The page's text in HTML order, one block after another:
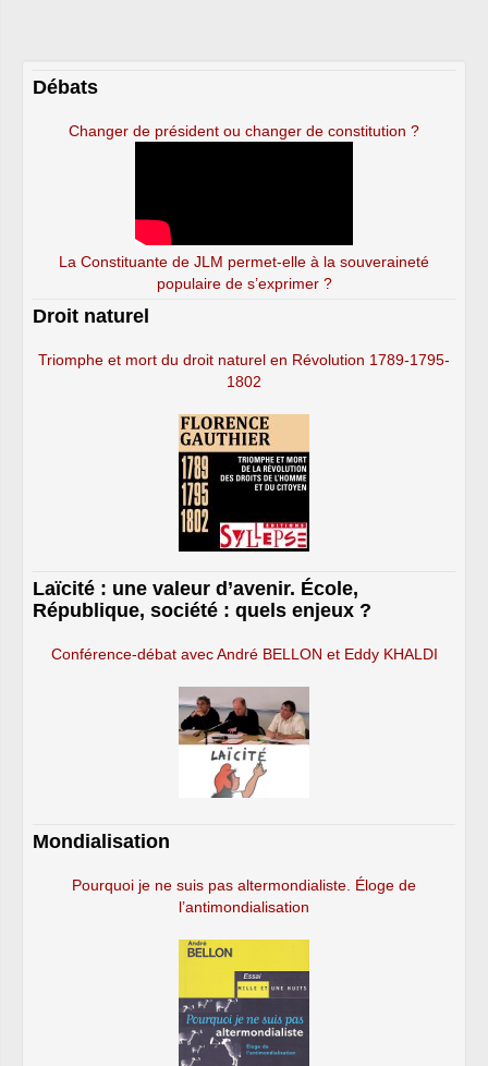
Débats
Changer de président ou changer de constitution ?
La Constituante de JLM permet-elle à la souveraineté
populaire de s’exprimer ?
Droit naturel
Triomphe et mort du droit naturel en Révolution 1789-1795-
1802
Laïcité : une valeur d’avenir. École,
République, société : quels enjeux ?
Conférence-débat avec André BELLON et Eddy KHALDI
Mondialisation
Pourquoi je ne suis pas altermondialiste. Éloge de
l’antimondialisation